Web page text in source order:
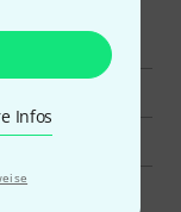
Infos
zur Übersicht
E-Bass